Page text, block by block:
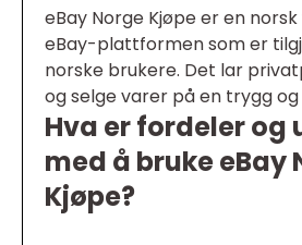
eBay Norge Kjøpe er en
eBay-plattformen som er
norske brukere. Det lar
og selge varer på en trygg
Hva er fordeler og
med å bruke eBay
Kjøpe?